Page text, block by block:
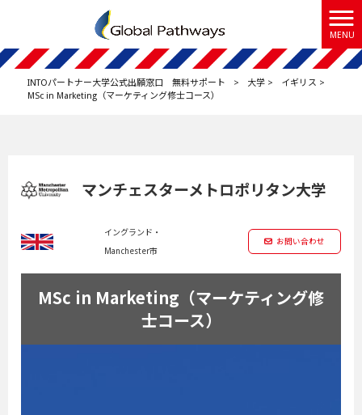
MENU
INTOパートナー大学公式出願窓口 無料サポート > 大学 > イギリス >
MSc in Marketing（マーケティング修士コース）
マンチェスターメトロポリタン大学
イングランド・
Manchester市
お問い合わせ
MSc in Marketing（マーケティング修
士コース）